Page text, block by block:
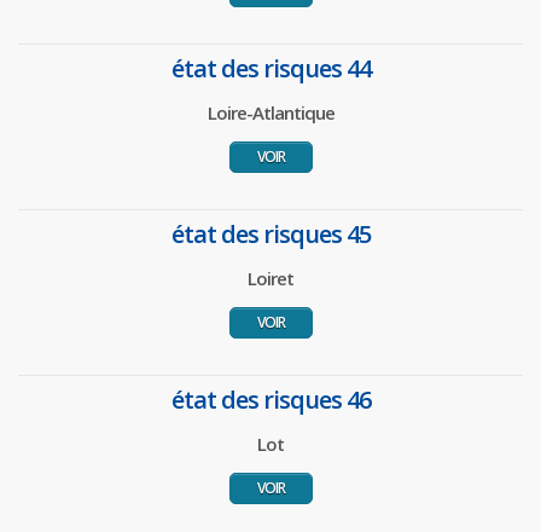
état des risques 44
Loire-Atlantique
VOIR
état des risques 45
Loiret
VOIR
état des risques 46
Lot
VOIR